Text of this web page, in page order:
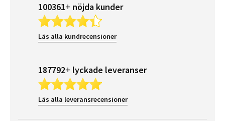
100361+ nöjda kunder
Läs alla kundrecensioner
187792+ lyckade leveranser
Läs alla leveransrecensioner